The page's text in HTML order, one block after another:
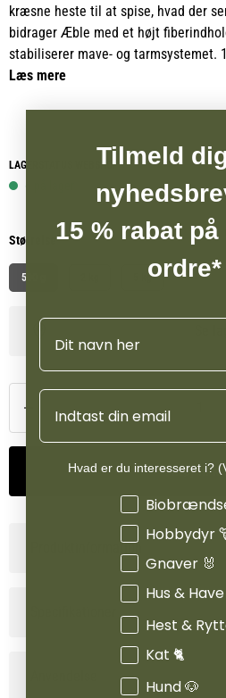
kræsne heste til at spise, hvad der
bidrager Æble med et højt
stabiliserer mave- og tarmsystemet.
til fiberindholdet i et helt kilo friske
For heste med nedsat ædelyst er
Udover at fremme lysten til foderet
antioxidanter og pektin, som hjælper
frie radikaler og understøtter dens
Æble har desuden et naturligt højt
mineraler som zink, jod, kalium samt
Kaliumindholdet gør æblet naturligt
Nordic Æble kombinerer dermed
næringsstoffer, der ikke bare øger
styrker hestens generelle sundhed og
Læs mere
LAGERSTATUS WEBSHOP
Størrelse
500 g 5 kg
Tilføj til
Produktinformation
Tilmeld
15 % rabat
ordre*
Navn
Email
Hvad er du interesseret i?
Interesser
Hobbydyr
Gnaver 🐰
Hus &
Hest &
Kat 🐈
Hund 🐶